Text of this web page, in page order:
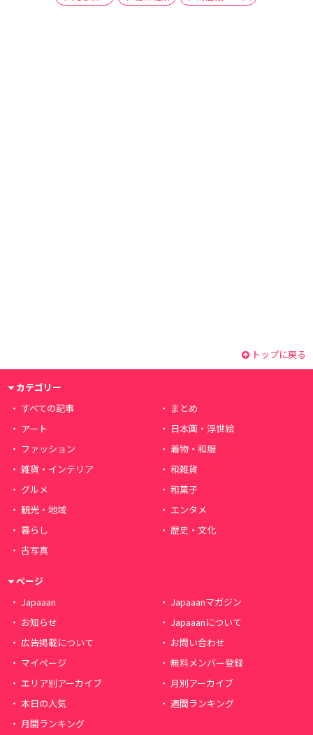
トップに戻る
カテゴリー
すべての記事
まとめ
アート
日本画・浮世絵
ファッション
着物・和服
雑貨・インテリア
和雑貨
グルメ
和菓子
観光・地域
エンタメ
暮らし
歴史・文化
古写真
ページ
Japaaan
Japaaanマガジン
お知らせ
Japaaanについて
広告掲載について
お問い合わせ
マイページ
無料メンバー登録
エリア別アーカイブ
月別アーカイブ
本日の人気
週間ランキング
月間ランキング